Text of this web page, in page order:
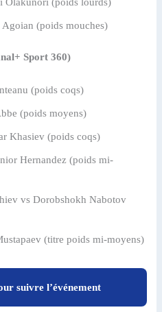
Olakunori (poids lourds)
(poids mouches)
Sport 360)
(poids coqs)
(poids moyens)
Khasiev (poids coqs)
Hernandez (poids mi-
vs Dorobshokh Nabotov
(titre poids mi-moyens)
suivre l’événement